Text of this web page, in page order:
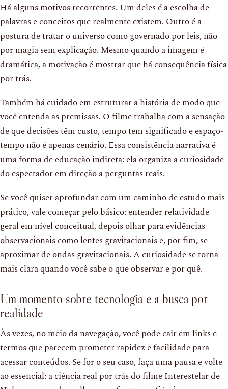
Há alguns motivos recorrentes. Um deles é a escolha de
palavras e conceitos que realmente existem. Outro é a
postura de tratar o universo como governado por leis, não
por magia sem explicação. Mesmo quando a imagem é
dramática, a motivação é mostrar que há consequência física
por trás.
Também há cuidado em estruturar a história de modo que
você entenda as premissas. O filme trabalha com a sensação
de que decisões têm custo, tempo tem significado e espaço-
tempo não é apenas cenário. Essa consistência narrativa é
uma forma de educação indireta: ela organiza a curiosidade
do espectador em direção a perguntas reais.
Se você quiser aprofundar com um caminho de estudo mais
prático, vale começar pelo básico: entender relatividade
geral em nível conceitual, depois olhar para evidências
observacionais como lentes gravitacionais e, por fim, se
aproximar de ondas gravitacionais. A curiosidade se torna
mais clara quando você sabe o que observar e por quê.
Um momento sobre tecnologia e a busca por
realidade
Às vezes, no meio da navegação, você pode cair em links e
termos que parecem prometer rapidez e facilidade para
acessar conteúdos. Se for o seu caso, faça uma pausa e volte
ao essencial: a ciência real por trás do filme Interestelar de